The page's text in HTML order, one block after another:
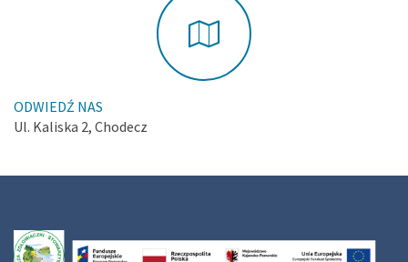
ODWIEDŹ NAS
Ul. Kaliska 2, Chodecz